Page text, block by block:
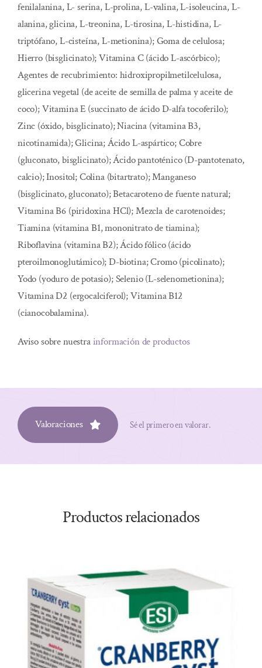
fenilalanina, L- serina, L-prolina, L-valina, L-isoleucina, L-
alanina, glicina, L-treonina, L-tirosina, L-histidina, L-
triptófano, L-cisteína, L-metionina); Goma de celulosa;
Hierro (bisglicinato); Vitamina C (ácido L-ascórbico);
Agentes de recubrimiento: hidroxipropilmetilcelulosa,
glicerina vegetal (de aceite de semilla de palma y aceite de
coco); Vitamina E (succinato de ácido D-alfa tocoferilo);
Zinc (óxido, bisglicinato); Niacina (vitamina B3,
nicotinamida); Glicina; Ácido L-aspártico; Cobre
(gluconato, bisglicinato); Ácido pantoténico (D-pantotenato,
calcio); Inositol; Colina (bitartrato); Manganeso
(bisglicinato, gluconato); Betacaroteno de fuente natural;
Vitamina B6 (piridoxina HCl); Mezcla de carotenoides;
Tiamina (vitamina B1, mononitrato de tiamina);
Riboflavina (vitamina B2); Ácido fólico (ácido
pteroilmonoglutámico); D-biotina; Cromo (picolinato);
Yodo (yoduro de potasio); Selenio (L-selenometionina);
Vitamina D2 (ergocalciferol); Vitamina B12
(cianocobalamina).
Aviso sobre nuestrainformación de productos
Valoraciones Sé el primero en valorar.
Productos relacionados